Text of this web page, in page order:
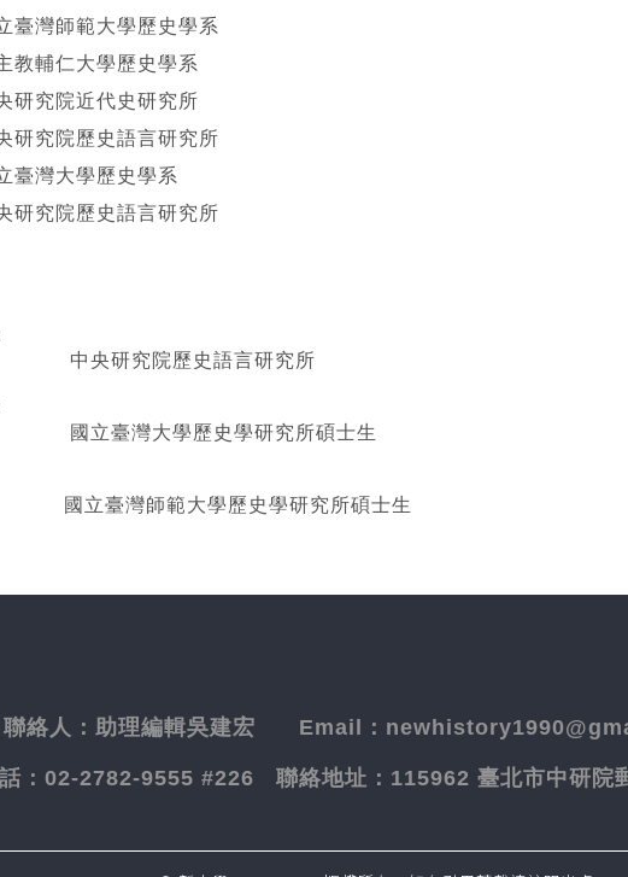
臺灣師範大學歷史學系
教輔仁大學歷史學系
研究院近代史研究所
研究院歷史語言研究所
臺灣大學歷史學系
研究院歷史語言研究所
央研究院歷史語言研究所
立臺灣大學歷史學研究所碩士生
諭
國立臺灣師範大學歷史學研究所碩士生
聯絡人： 助理編輯吳建宏 Email：
： 02-2782-9555 #226 聯絡地址： 115962 臺北市中研院